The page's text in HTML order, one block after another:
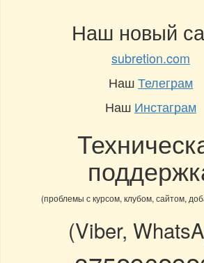
Наш новый
subretion.com
НашТелеграм
Наш Инстаграм
(проблемы с курсом, клубом, сайтом,
(Viber,